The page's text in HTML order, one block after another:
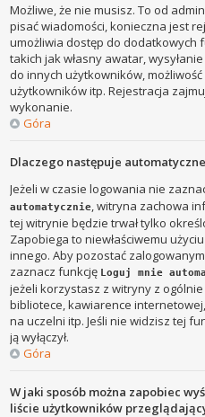
Możliwe, że nie musisz. To od
pisać wiadomości, konieczna jest
umożliwia dostęp do dodatkowych
takich jak własny awatar,
do innych użytkowników,
użytkowników itp. Rejestracja
wykonanie.
Góra
Dlaczego następuje
Jeżeli w czasie logowania nie
automatycznie, witryna zachowa
tej witrynie będzie trwał tylko
Zapobiega to niewłaściwemu
innego. Aby pozostać
zaznacz funkcję Loguj mnie
jeżeli korzystasz z witryny z
bibliotece, kawiarence
na uczelni itp. Jeśli nie widzisz tej
ją wyłączył.
Góra
W jaki sposób można zapobiec
liście użytkowników